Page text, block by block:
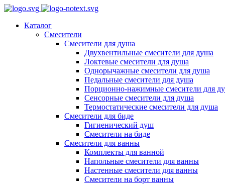
Каталог
Смесители
Смесители для душа
Двухвентильные смесители для душа
Локтевые смесители для душа
Однорычажные смесители для душа
Педальные смесители для душа
Порционно-нажимные смесители для
Сенсорные смесители для душа
Термостатические смесители для душа
Смесители для биде
Гигиенический душ
Смесители на биде
Смесители для ванны
Комплекты для ванной
Напольные смесители для ванны
Настенные смесители для ванны
Смесители на борт ванны